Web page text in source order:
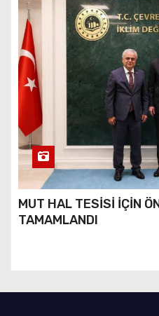
MUT HAL TESİSİ İÇİN
TAMAMLANDI